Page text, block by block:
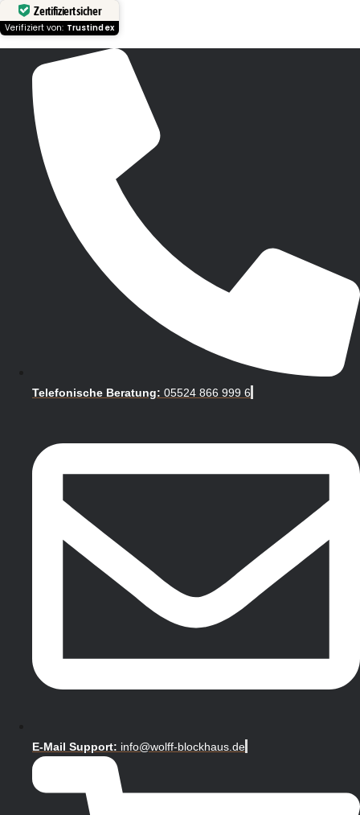
Zertifiziert sicher
Verifiziert von: Trustindex
Telefonische Beratung: 05524 866 999 6
E-Mail Support: info@wolff-blockhaus.de